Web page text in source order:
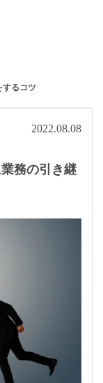
るコツ
2022.08.08
務の引き継